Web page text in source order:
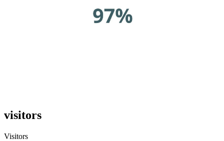
visitors
Visitors